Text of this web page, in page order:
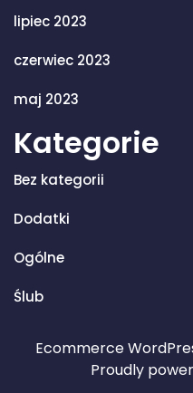
lipiec 2023
czerwiec 2023
maj 2023
Kategorie
Bez kategorii
Dodatki
Ogólne
Ślub
Ecommerce
Proudly